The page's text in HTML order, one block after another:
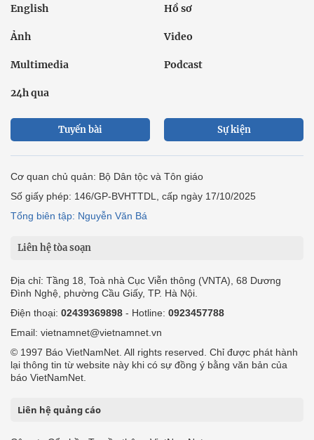
English Hồ sơ
Ảnh Video
Multimedia Podcast
24h qua
Tuyến bài Sự kiện
Cơ quan chủ quản: Bộ Dân tộc và Tôn giáo
Số giấy phép: 146/GP-BVHTTDL, cấp ngày 17/10/2025
Tổng biên tập: Nguyễn Văn Bá
Liên hệ tòa soạn
Địa chỉ: Tầng 18, Toà nhà Cục Viễn thông (VNTA), 68 Dương
Đình Nghệ, phường Cầu Giấy, TP. Hà Nội.
Điện thoại: 02439369898 - Hotline: 0923457788
Email: vietnamnet@vietnamnet.vn
© 1997 Báo VietNamNet. All rights reserved. Chỉ được phát hành
lại thông tin từ website này khi có sự đồng ý bằng văn bản của
báo VietNamNet.
Liên hệ quảng cáo